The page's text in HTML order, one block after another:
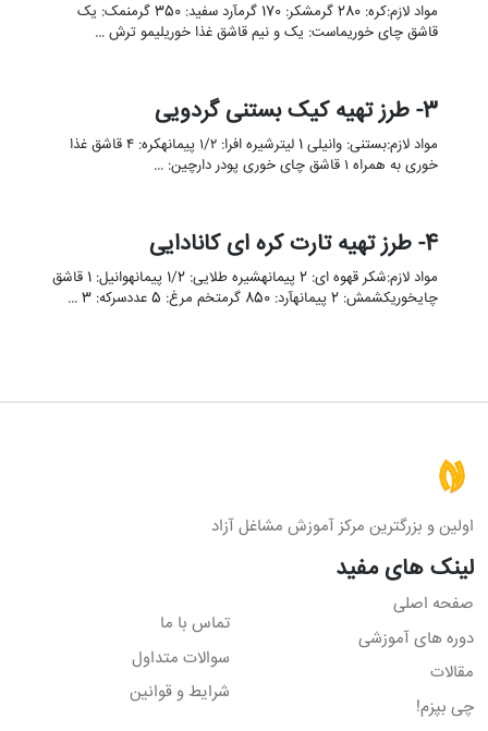
مواد لازم:کره: 280 گرمشکر: 170 گرمآرد سفید: 350 گرمنمک: یک
قاشق چای خوریماست: یک و نیم قاشق غذا خوریلیمو ترش …
3- طرز تهیه کیک بستنی گردویی
مواد لازم:بستنی: وانیلی 1 لیترشیره افرا: ۱/۲ پیمانهکره: ۴ قاشق غذا
خوری به همراه ۱ قاشق چای خوری پودر دارچین: …
4- طرز تهیه تارت کره ای کانادایی
مواد لازم:شکر قهوه ای: 2 پیمانهشیره طلایی: 1/2 پیمانهوانیل: 1 قاشق
چایخوریکشمش: 2 پیمانهآرد: 850 گرمتخم مرغ: 5 عددسرکه: 3 …
اولین و بزرگترین مرکز آموزش مشاغل آزاد
لینک های مفید
صفحه اصلی
دوره های آموزشی
مقالات
چی بپزم!
تماس با ما
سوالات متداول
شرایط و قوانین